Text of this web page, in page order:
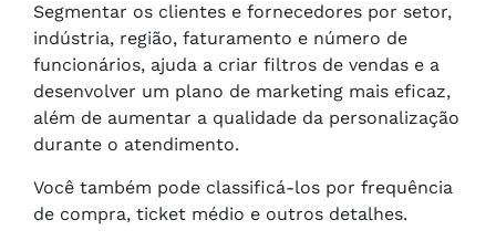
Segmentar os clientes e fornecedores por setor,
indústria, região, faturamento e número de
funcionários, ajuda a criar filtros de vendas e a
desenvolver um plano de marketing mais eficaz,
além de aumentar a qualidade da personalização
durante o atendimento.
Você também pode classificá-los por frequência
de compra, ticket médio e outros detalhes.